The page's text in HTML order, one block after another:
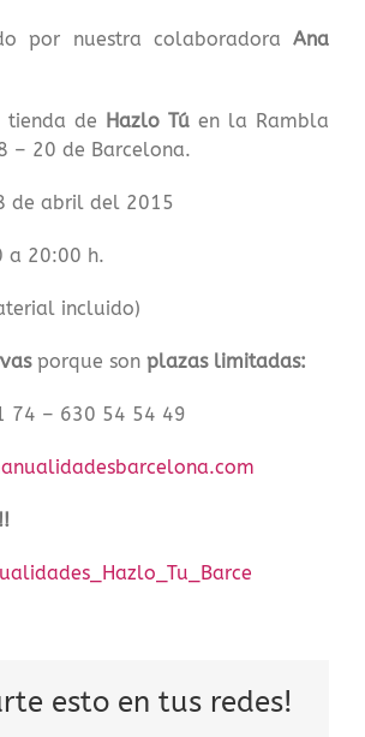
por nuestra colaboradora Ana
tienda de Hazlo Tú en la Rambla
– 20 de Barcelona.
de abril del 2015
a 20:00 h.
incluido)
porque son plazas limitadas:
74 – 630 54 54 49
esto en tus redes!